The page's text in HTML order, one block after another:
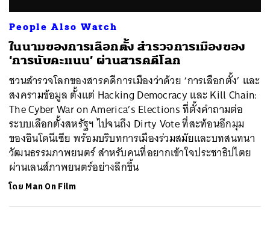
People Also Watch
ในนามของการเลือกตั้ง สำรวจการเมืองของ
‘การนับคะแนน’ ผ่านสารคดีโลก
ชวนสำรวจโลกของสารคดีการเมืองว่าด้วย ‘การเลือกตั้ง’ และ
สงครามข้อมูล ตั้งแต่ Hacking Democracy และ Kill Chain:
The Cyber War on America’s Elections ที่ตั้งคำถามต่อ
ระบบเลือกตั้งสหรัฐฯ ไปจนถึง Dirty Vote ที่สะท้อนอีกมุม
ของอินโดนีเซีย พร้อมบริบทการเมืองร่วมสมัยและบทสนทนา
วัฒนธรรมภาพยนตร์ สำหรับคนที่อยากเข้าใจประชาธิปไตย
ผ่านเลนส์ภาพยนตร์อย่างลึกขึ้น
โดย Man On Film
SHARE TWEET